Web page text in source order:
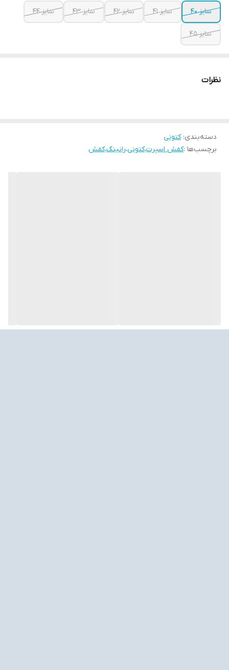
سایز ۴۰
سایز ۴۱ سایز ۴۲ سایز ۴۳ سایز ۴۴
سایز ۴۵
نظرات
دسته‌بندی:کتونی
برچسب‌ها :کفش اسپرت،کتونی،رانینگ،کفش